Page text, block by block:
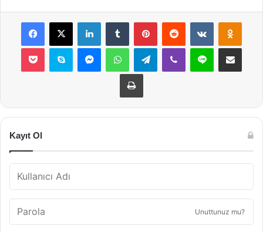
Facebook
X LinkedInTumblr PinterestReddit VKontakte
Pocket Skype MessengerWhatsAppTelegramViber Line E-Posta ile
Yazdır
Kayıt Ol
Unuttunuz mu?